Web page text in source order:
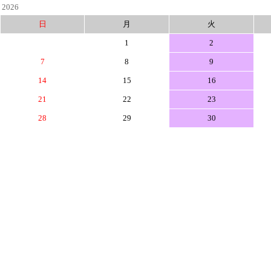
2026
日
月 火
1 2
7 8 9
14 15 16
21 22 23
28 29 30